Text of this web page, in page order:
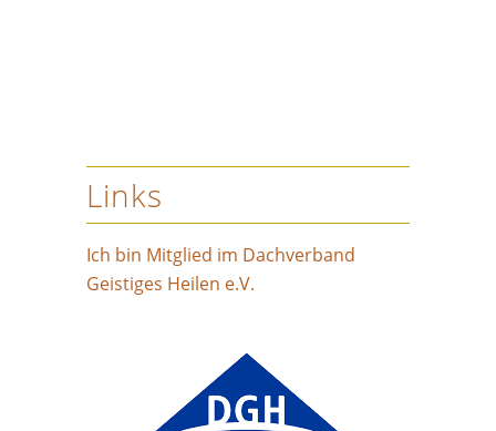
Links
Ich bin Mitglied im Dachverband
Geistiges Heilen e.V.